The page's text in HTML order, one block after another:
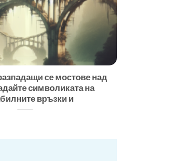
се мостове над
символиката на
връзки и